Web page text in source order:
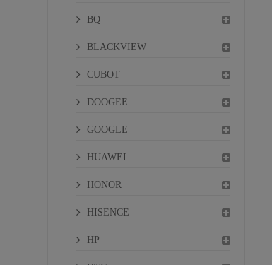
BQ
BLACKVIEW
CUBOT
DOOGEE
GOOGLE
HUAWEI
HONOR
HISENCE
HP